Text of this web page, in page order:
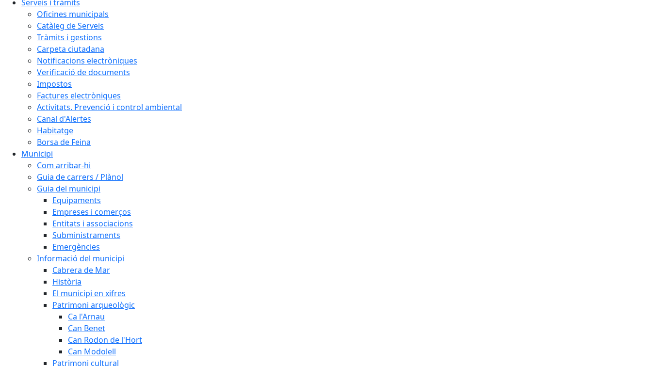
Serveis i tràmits
Oficines municipals
Catàleg de Serveis
Tràmits i gestions
Carpeta ciutadana
Notificacions electròniques
Verificació de documents
Impostos
Factures electròniques
Activitats. Prevenció i control ambiental
Canal d'Alertes
Habitatge
Borsa de Feina
Municipi
Com arribar-hi
Guia de carrers / Plànol
Guia del municipi
Equipaments
Empreses i comerços
Entitats i associacions
Subministraments
Emergències
Informació del municipi
Cabrera de Mar
Història
El municipi en xifres
Patrimoni arqueològic
Ca l'Arnau
Can Benet
Can Rodon de l'Hort
Can Modolell
Patrimoni cultural